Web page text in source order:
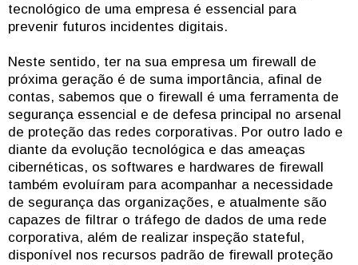
tecnológico de uma empresa é essencial para
prevenir futuros incidentes digitais.
Neste sentido, ter na sua empresa um firewall de
próxima geração é de suma importância, afinal de
contas, sabemos que o firewall é uma ferramenta de
segurança essencial e de defesa principal no arsenal
de proteção das redes corporativas. Por outro lado e
diante da evolução tecnológica e das ameaças
cibernéticas, os softwares e hardwares de firewall
também evoluíram para acompanhar a necessidade
de segurança das organizações, e atualmente são
capazes de filtrar o tráfego de dados de uma rede
corporativa, além de realizar inspeção stateful,
disponível nos recursos padrão de firewall proteção